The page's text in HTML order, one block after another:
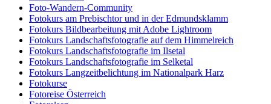
Foto-Wandern-Community
Fotokurs am Prebischtor und in der Edmundsklamm
Fotokurs Bildbearbeitung mit Adobe Lightroom
Fotokurs Landschaftsfotografie auf dem Himmelreich
Fotokurs Landschaftsfotografie im Ilsetal
Fotokurs Landschaftsfotografie im Selketal
Fotokurs Langzeitbelichtung im Nationalpark Harz
Fotokurse
Fotoreise Österreich